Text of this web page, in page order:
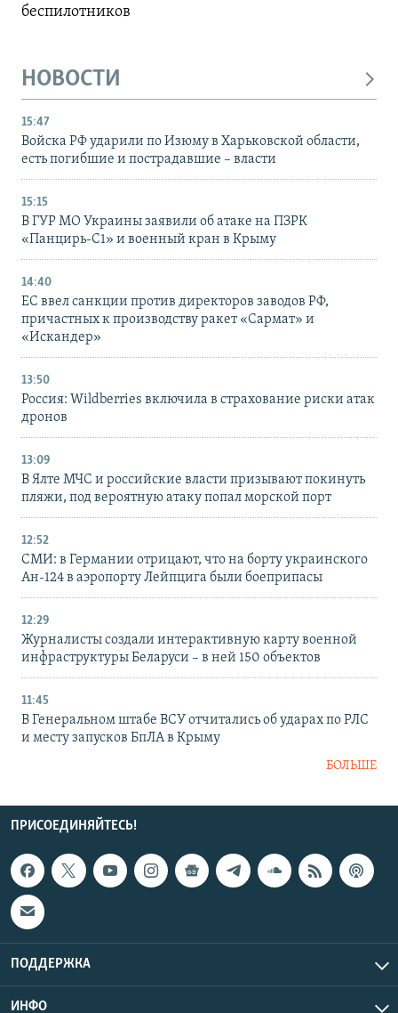
беспилотников
НОВОСТИ
15:47
Войска РФ ударили по Изюму в Харьковской области,
есть погибшие и пострадавшие – власти
15:15
В ГУР МО Украины заявили об атаке на ПЗРК
«Панцирь-С1» и военный кран в Крыму
14:40
ЕС ввел санкции против директоров заводов РФ,
причастных к производству ракет «Сармат» и
«Искандер»
13:50
Россия: Wildberries включила в страхование риски атак
дронов
13:09
В Ялте МЧС и российские власти призывают покинуть
пляжи, под вероятную атаку попал морской порт
12:52
СМИ: в Германии отрицают, что на борту украинского
Ан-124 в аэропорту Лейпцига были боеприпасы
12:29
Журналисты создали интерактивную карту военной
инфраструктуры Беларуси – в ней 150 объектов
11:45
В Генеральном штабе ВСУ отчитались об ударах по РЛС
и месту запусков БпЛА в Крыму
БОЛЬШЕ
ПРИСОЕДИНЯЙТЕСЬ!
ПОДДЕРЖКА
ИНФО